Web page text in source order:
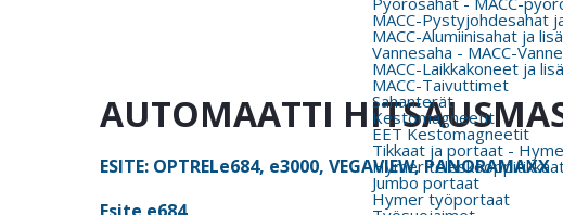
MACC-Pystyjohdesahat
MACC-Alumiinisahat ja
Vannesaha - MACC-
MACC-Laikkakoneet ja
MACC-Taivuttimet
Sahanterät
Kestomagneetit
EET Kestomagneetit
Tikkaat ja portaat -
Hymer
Jumbo portaat
Hymer työportaat
AUTOMAATTI
ESITE: OPTRELe684, e3000, VEGAVIEW, PANORAMAXX